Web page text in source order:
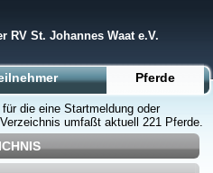
RV St. Johannes Waat e.V.
Pferde
die eine Startmeldung oder
umfaßt aktuell 221 Pferde.